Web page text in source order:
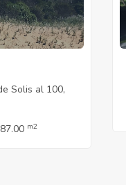
Solis al 100,
87.00 m2